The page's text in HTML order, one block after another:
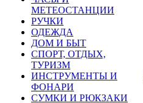
МЕТЕОСТАНЦИИ
РУЧКИ
ОДЕЖДА
ДОМ И БЫТ
СПОРТ, ОТДЫХ,
ТУРИЗМ
ИНСТРУМЕНТЫ И
ФОНАРИ
СУМКИ И РЮКЗАКИ